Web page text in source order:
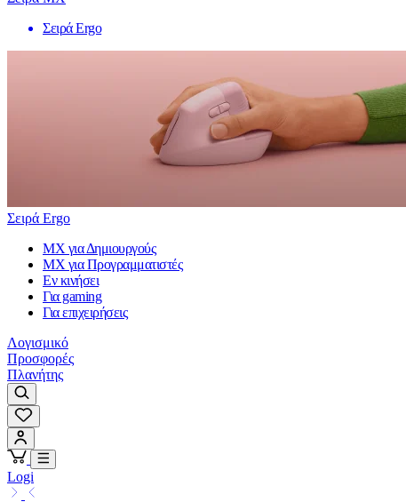
Σειρά Ergo
Σειρά Ergo
MX για Δημιουργούς
MX για Προγραμματιστές
Εν κινήσει
Για gaming
Για επιχειρήσεις
Λογισμικό
Προσφορές
Πλανήτης
Logi